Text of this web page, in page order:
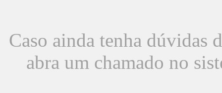
Caso ainda tenha dúvidas
abra um chamado no